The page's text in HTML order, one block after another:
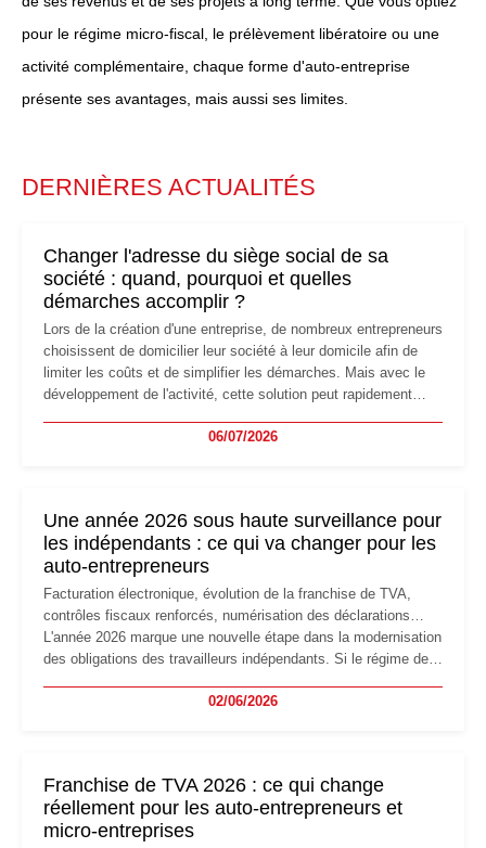
pour le régime micro-fiscal, le prélèvement libératoire ou une
activité complémentaire, chaque forme d'auto-entreprise
présente ses avantages, mais aussi ses limites.
DERNIÈRES ACTUALITÉS
Changer l'adresse du siège social de sa
société : quand, pourquoi et quelles
démarches accomplir ?
Lors de la création d'une entreprise, de nombreux entrepreneurs
choisissent de domicilier leur société à leur domicile afin de
limiter les coûts et de simplifier les démarches. Mais avec le
développement de l'activité, cette solution peut rapidement
professionnels, recrutement, image de marque… Le
06/07/2026
Une année 2026 sous haute surveillance pour
les indépendants : ce qui va changer pour les
auto-entrepreneurs
Facturation électronique, évolution de la franchise de TVA,
contrôles fiscaux renforcés, numérisation des déclarations…
L'année 2026 marque une nouvelle étape dans la modernisation
des obligations des travailleurs indépendants. Si le régime de
les auto-entrepreneurs devront s'adapter à un environnement
02/06/2026
Franchise de TVA 2026 : ce qui change
réellement pour les auto-entrepreneurs et
micro-entreprises